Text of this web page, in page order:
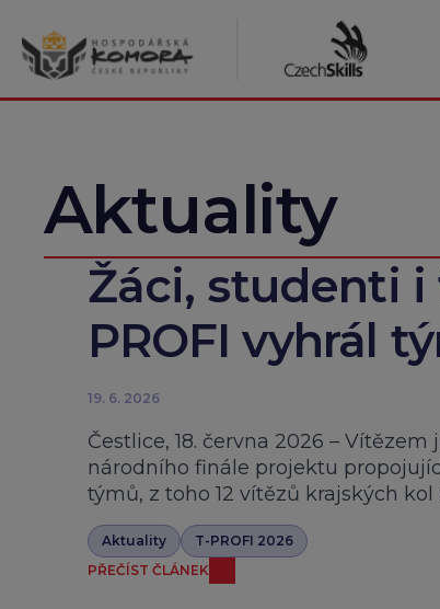
obsah
Aktuality
Žáci, studenti i
PROFI vyhrál
19. 6. 2026
Čestlice, 18. června 2026 –
národního finále projektu
týmů, z toho 12 vítězů krajských
Aktuality
T-PROFI 2026
PŘEČÍST ČLÁNEK